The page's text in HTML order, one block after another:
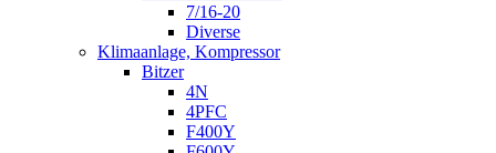
7/16-20
Diverse
Klimaanlage, Kompressor
Bitzer
4N
4PFC
F400Y